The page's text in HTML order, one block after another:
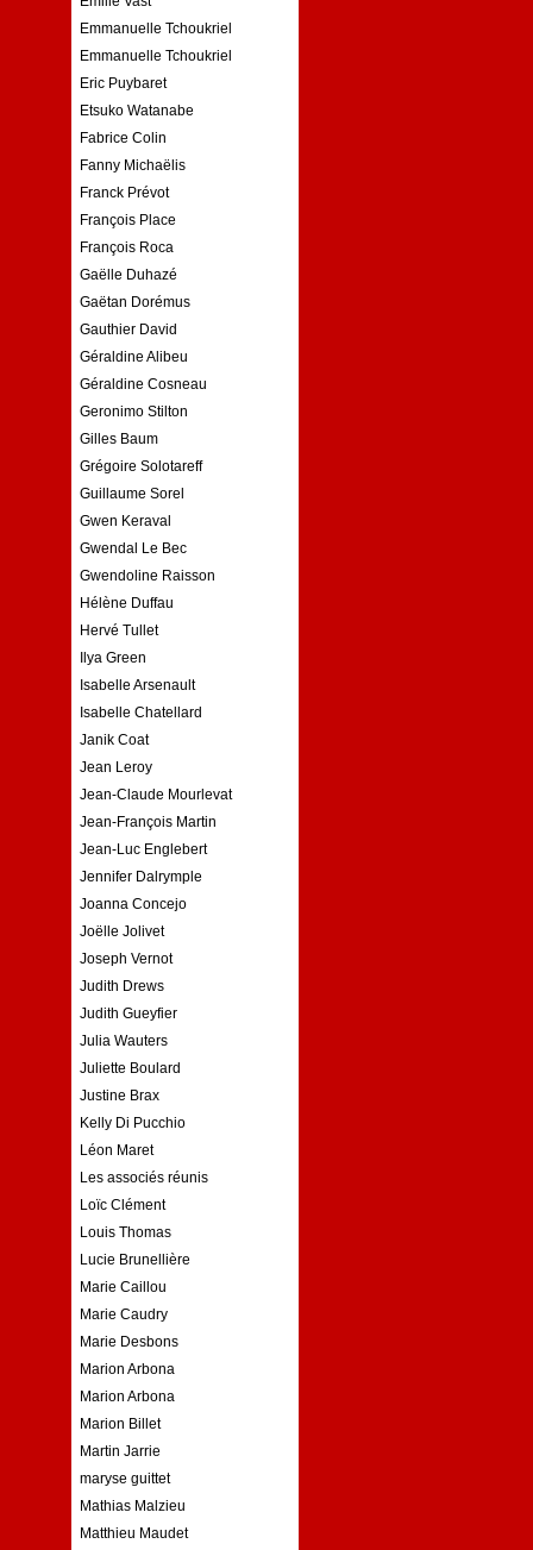
Emmanuelle Tchoukriel
Emmanuelle Tchoukriel
Eric Puybaret
Etsuko Watanabe
Fabrice Colin
Fanny Michaëlis
Franck Prévot
François Place
François Roca
Gaëlle Duhazé
Gaëtan Dorémus
Gauthier David
Géraldine Alibeu
Géraldine Cosneau
Geronimo Stilton
Gilles Baum
Grégoire Solotareff
Guillaume Sorel
Gwen Keraval
Gwendal Le Bec
Gwendoline Raisson
Hélène Duffau
Hervé Tullet
Ilya Green
Isabelle Arsenault
Isabelle Chatellard
Janik Coat
Jean Leroy
Jean-Claude Mourlevat
Jean-François Martin
Jean-Luc Englebert
Jennifer Dalrymple
Joanna Concejo
Joëlle Jolivet
Joseph Vernot
Judith Drews
Judith Gueyfier
Julia Wauters
Juliette Boulard
Justine Brax
Kelly Di Pucchio
Léon Maret
Les associés réunis
Loïc Clément
Louis Thomas
Lucie Brunellière
Marie Caillou
Marie Caudry
Marie Desbons
Marion Arbona
Marion Arbona
Marion Billet
Martin Jarrie
maryse guittet
Mathias Malzieu
Matthieu Maudet